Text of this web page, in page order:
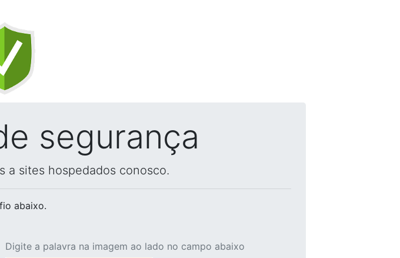
segurança
a sites hospedados conosco.
abaixo.
Digite a palavra na imagem ao lado no campo abaixo